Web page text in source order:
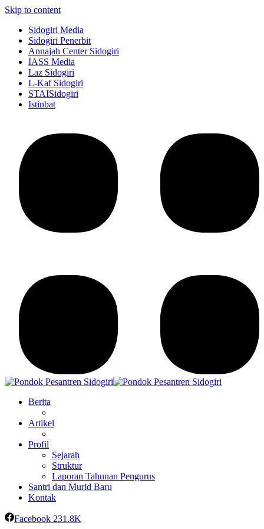
Skip to content
Sidogiri Media
Sidogiri Penerbit
Annajah Center Sidogiri
IASS Media
Laz Sidogiri
L-Kaf Sidogiri
STAISidogiri
Istinbat
Berita
Artikel
Profil
Sejarah
Struktur
Laporan Tahunan Pengurus
Santri dan Murid Baru
Kontak
Facebook 231.8K